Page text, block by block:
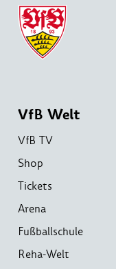
VfB Welt
VfB TV
Shop
Tickets
Arena
Fußballschule
Reha-Welt